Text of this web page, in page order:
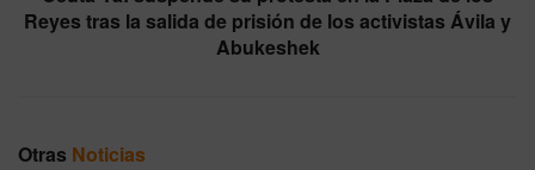
Reyes tras la salida de prisión de los activistas Ávila y
Abukeshek
Otras Noticias